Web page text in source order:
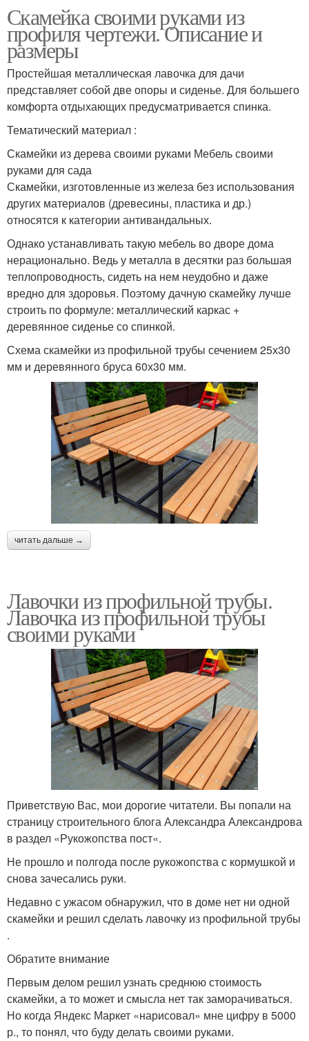
Скамейка своими руками из
профиля чертежи. Описание и
размеры
Простейшая металлическая лавочка для дачи
представляет собой две опоры и сиденье. Для большего
комфорта отдыхающих предусматривается спинка.
Тематический материал :
Скамейки из дерева своими руками Мебель своими
руками для сада
Скамейки, изготовленные из железа без использования
других материалов (древесины, пластика и др.)
относятся к категории антивандальных.
Однако устанавливать такую мебель во дворе дома
нерационально. Ведь у металла в десятки раз большая
теплопроводность, сидеть на нем неудобно и даже
вредно для здоровья. Поэтому дачную скамейку лучше
строить по формуле: металлический каркас +
деревянное сиденье со спинкой.
Схема скамейки из профильной трубы сечением 25х30
мм и деревянного бруса 60х30 мм.
читать дальше →
Лавочки из профильной трубы.
Лавочка из профильной трубы
своими руками
Приветствую Вас, мои дорогие читатели. Вы попали на
страницу строительного блога Александра Александрова
в раздел «Рукожопства пост«.
Не прошло и полгода после рукожопства с кормушкой и
снова зачесались руки.
Недавно с ужасом обнаружил, что в доме нет ни одной
скамейки и решил сделать лавочку из профильной трубы
.
Обратите внимание
Первым делом решил узнать среднюю стоимость
скамейки, а то может и смысла нет так заморачиваться.
Но когда Яндекс Маркет «нарисовал» мне цифру в 5000
р., то понял, что буду делать своими руками.